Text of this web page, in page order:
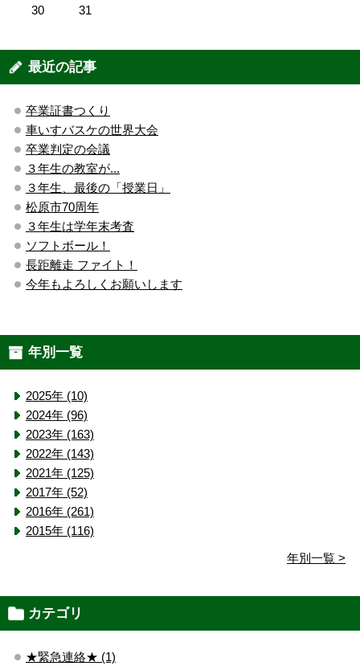
30
31
最近の記事
卒業証書つくり
車いすバスケの世界大会
卒業判定の会議
３年生の教室が...
３年生、最後の「授業日」
松原市70周年
３年生は学年末考査
ソフトボール！
長距離走 ファイト！
今年もよろしくお願いします
年別一覧
2025年 (10)
2024年 (96)
2023年 (163)
2022年 (143)
2021年 (125)
2017年 (52)
2016年 (261)
2015年 (116)
年別一覧 >
カテゴリ
★緊急連絡★ (1)